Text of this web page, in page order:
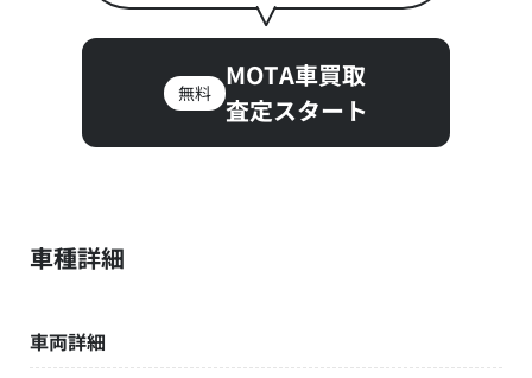
無料
MOTA車買取
査定スタート
車種詳細
車両詳細